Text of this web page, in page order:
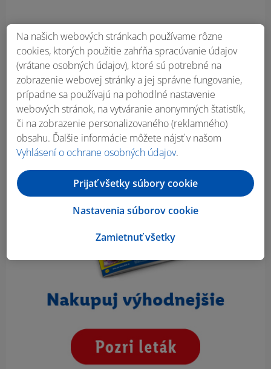
Obsah bočného panela
Na našich webových stránkach používame rôzne
cookies, ktorých použitie zahŕňa spracúvanie údajov
(vrátane osobných údajov), ktoré sú potrebné na
zobrazenie webovej stránky a jej správne fungovanie,
prípadne sa používajú na pohodlné nastavenie
webových stránok, na vytváranie anonymných štatistík,
či na zobrazenie personalizovaného (reklamného)
obsahu. Ďalšie informácie môžete nájsť v našom
Vyhlásení o ochrane osobných údajov.
Zamietnuť všetky
Nastavenia súborov cookie
Prijať všetky súbory cookie